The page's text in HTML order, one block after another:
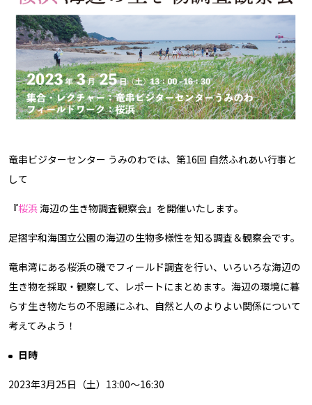
竜串ビジターセンター うみのわでは、第16回 自然ふれあい行事と
して
『桜浜海辺の生き物調査観察会』を開催いたします。
足摺宇和海国立公園の海辺の生物多様性を知る調査＆観察会です。
竜串湾にある桜浜の磯でフィールド調査を行い、いろいろな海辺の
生き物を採取・観察して、レポートにまとめます。海辺の環境に暮
らす生き物たちの不思議にふれ、自然と人のよりよい関係について
考えてみよう！
日時
2023年3月25日（土）13:00～16:30